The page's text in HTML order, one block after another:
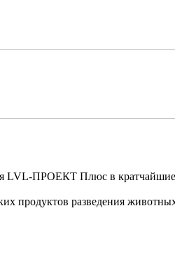
LVL-ПРОЕКТ Плюс в
продуктов разведения